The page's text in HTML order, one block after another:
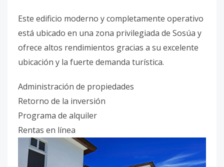
Este edificio moderno y completamente operativo
está ubicado en una zona privilegiada de Sosúa y
ofrece altos rendimientos gracias a su excelente
ubicación y la fuerte demanda turística.
Administración de propiedades
Retorno de la inversión
Programa de alquiler
Rentas en línea